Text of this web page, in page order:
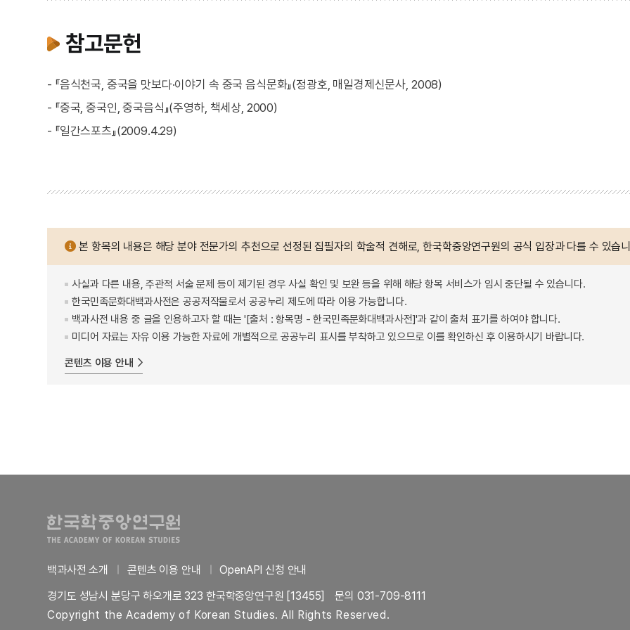
참고문헌
- 『음식천국, 중국을 맛보다·이야기 속 중국 음식문화』(정광호, 매일경제신문사, 2008)
- 『중국, 중국인, 중국음식』(주영하, 책세상, 2000)
- 『일간스포츠』(2009.4.29)
본 항목의 내용은 해당 분야 전문가의 추천으로 선정된 집필자의 학술적 견해로, 한국학중앙연구원의 공식 입장과 다를 수 있습
사실과 다른 내용, 주관적 서술 문제 등이 제기된 경우 사실 확인 및 보완 등을 위해 해당 항목 서비스가 임시 중단될 수 있습니다.
한국민족문화대백과사전은 공공저작물로서 공공누리 제도에 따라 이용 가능합니다.
백과사전 내용 중 글을 인용하고자 할 때는 '[출처 : 항목명 - 한국민족문화대백과사전]'과 같이 출처 표기를 하여야 합니다.
미디어 자료는 자유 이용 가능한 자료에 개별적으로 공공누리 표시를 부착하고 있으므로 이를 확인하신 후 이용하시기 바랍니다.
콘텐츠 이용 안내
백과사전 소개 콘텐츠 이용 안내
OpenAPI 신청 안내
경기도 성남시 분당구 하오개로 323 한국학중앙연구원 [13455]
문의 031-709-8111
Copyright the Academy of Korean Studies. All Rights Reserved.